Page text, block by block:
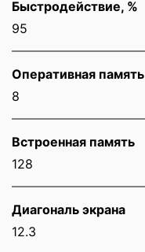
Быстродействие, %
95
Оперативная память
8
Встроенная память
128
Диагональ экрана
12.3